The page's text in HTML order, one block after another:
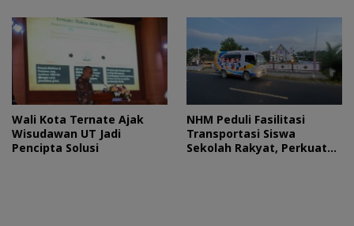
Wali Kota Ternate Ajak
Wisudawan UT Jadi
Pencipta Solusi
NHM Peduli Fasilitasi
Transportasi Siswa
Sekolah Rakyat, Perkuat